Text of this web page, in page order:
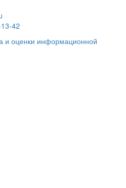
42
и оценки информационной